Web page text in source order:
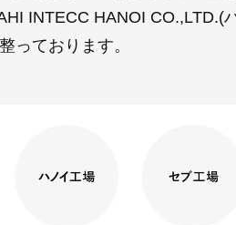
INTECC HANOI CO.,LTD.(
っております。